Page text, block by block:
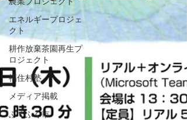
エネルギープロジェ
クト
耕作放棄茶園再生プ
ロジェクト
福住村塾
メディア掲載
ふくふく市